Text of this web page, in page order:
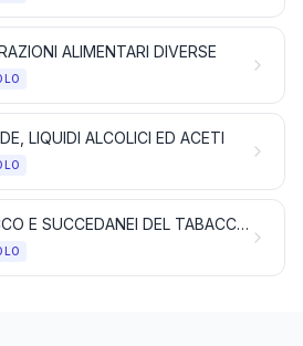
ALIMENTARI DIVERSE
LIQUIDI ALCOLICI ED ACETI
TABACCO E SUCCEDANEI DEL TABACCO LAVORATI; PRODOTTI, ANCHE CONTENENTI NICOTINA, DESTINATI ALL'INALAZIONE SENZA COMBUSTIONE; ALTRI PRODOTTI CONTENENTI NICOTINA DESTINATI ALL'ASSUNZIONE DI NICOTINA NEL CORPO UMANO